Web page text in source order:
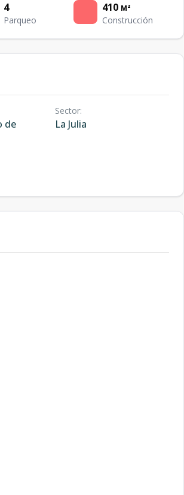
4
Parqueo
410 M²
Construcción
de
Sector:
La Julia